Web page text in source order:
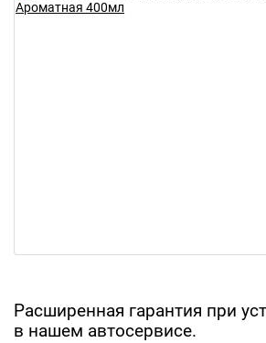
Расширенная гарантия при
в нашем автосервисе.